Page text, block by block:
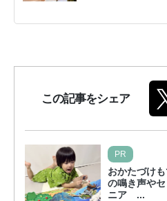
この記事をシェア
PR
おかたづけ
の鳴き声や
ニア ...